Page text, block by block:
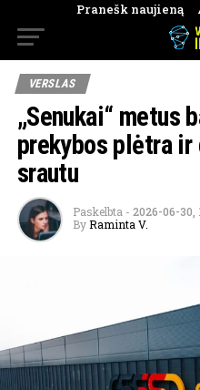
Pranešk naujieną
VERSLAS
„Senukai“ metus
prekybos plėtra
srautu
Paskelbta - 2026-06-30,
By Raminta V.